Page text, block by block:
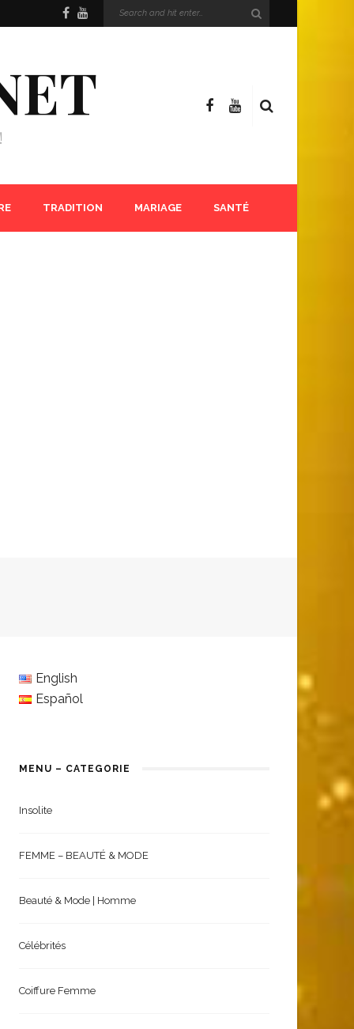
TRADITION MARIAGE SANTÉ
English
Español
MENU – CATEGORIE
Insolite
FEMME – BEAUTÉ & MODE
Beauté & Mode | Homme
Célébrités
Coiffure Femme